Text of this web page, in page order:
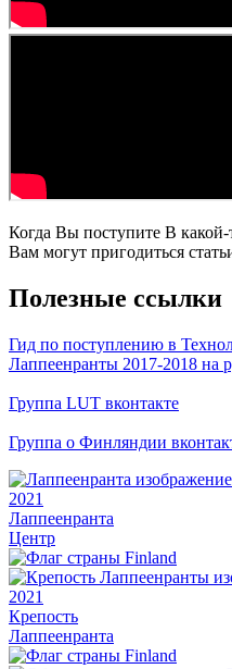
Когда Вы поступите В
Вам могут пригодиться
Полезные ссылки
Гид по поступлению в
Лаппеенранты 2017-2018 на
Группа LUT вконтакте
Группа о Финляндии
2021
Лаппеенранта
Центр
2021
Крепость
Лаппеенранта